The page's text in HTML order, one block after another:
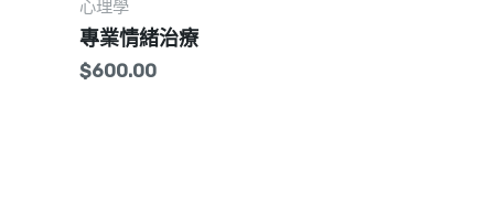
心理學
專業情緒治療
$600.00